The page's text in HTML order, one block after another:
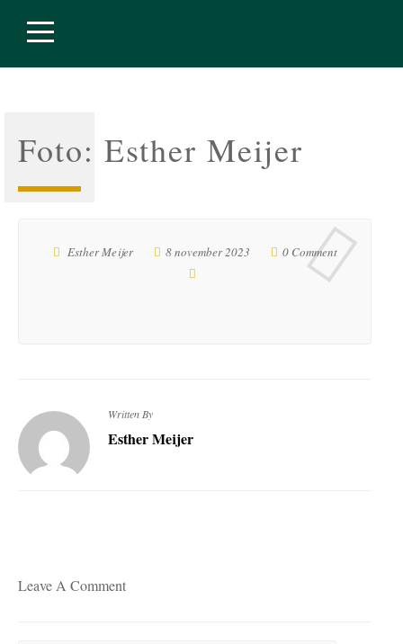
Foto: Esther Meijer
Esther Meijer 8 november 2023 0 Comment
Written By
Esther Meijer
Leave A Comment